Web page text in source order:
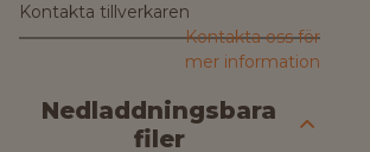
Kontakta tillverkaren
Kontakta oss för
mer information
Nedladdningsbara
filer